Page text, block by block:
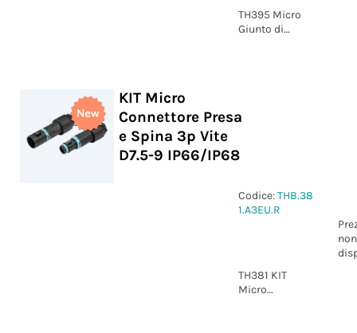
TH395 Micro
Giunto di
KIT Micro
Connettore Presa
e Spina 3p Vite
D7.5-9 IP66/IP68
Codice:THB.38
1.A3EU.R
non
TH381 KIT
Micro